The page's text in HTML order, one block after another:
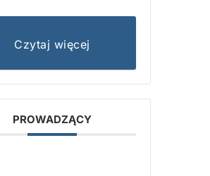
Czytaj więcej
PROWADZĄCY